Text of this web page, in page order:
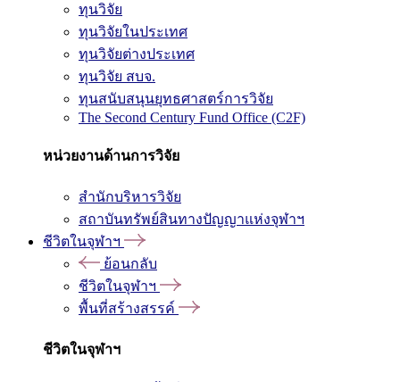
ทุนวิจัย
ทุนวิจัยในประเทศ
ทุนวิจัยต่างประเทศ
ทุนวิจัย สบจ.
ทุนสนับสนุนยุทธศาสตร์การวิจัย
The Second Century Fund Office (C2F)
หน่วยงานด้านการวิจัย
สำนักบริหารวิจัย
สถาบันทรัพย์สินทางปัญญาแห่งจุฬาฯ
ชีวิตในจุฬาฯ
ย้อนกลับ
ชีวิตในจุฬาฯ
พื้นที่สร้างสรรค์
ชีวิตในจุฬาฯ